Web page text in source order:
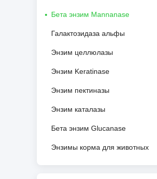
Бета энзим Mannanase
Галактозидаза альфы
Энзим целлюлазы
Энзим Keratinase
Энзим пектиназы
Энзим каталазы
Бета энзим Glucanase
Энзимы корма для животных